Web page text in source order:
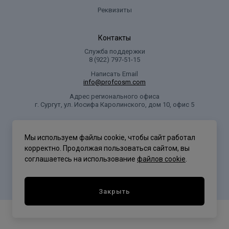
Реквизиты
Контакты
Служба поддержки
8 (922) 797‑51-15
Написать Email
info@profcosm.com
Адрес регионального офиса
г. Сургут, ул. Иосифа Каролинского, дом 10, офис 5
Мы используем файлы cookie, чтобы сайт работал
корректно. Продолжая пользоваться сайтом, вы
соглашаетесь на использование файлов cookie
Закрыть